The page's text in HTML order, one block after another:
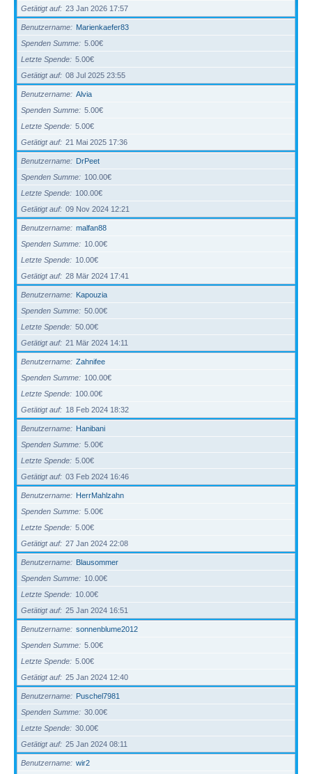
Getätigt auf
23 Jan 2026 17:57
Benutzername
Marienkaefer83
Spenden Summe
5.00€
Letzte Spende
5.00€
Getätigt auf
08 Jul 2025 23:55
Benutzername
Alvia
Spenden Summe
5.00€
Letzte Spende
5.00€
Getätigt auf
21 Mai 2025 17:36
Benutzername
DrPeet
Spenden Summe
100.00€
Letzte Spende
100.00€
Getätigt auf
09 Nov 2024 12:21
Benutzername
malfan88
Spenden Summe
10.00€
Letzte Spende
10.00€
Getätigt auf
28 Mär 2024 17:41
Benutzername
Kapouzia
Spenden Summe
50.00€
Letzte Spende
50.00€
Getätigt auf
21 Mär 2024 14:11
Benutzername
Zahnifee
Spenden Summe
100.00€
Letzte Spende
100.00€
Getätigt auf
18 Feb 2024 18:32
Benutzername
Hanibani
Spenden Summe
5.00€
Letzte Spende
5.00€
Getätigt auf
03 Feb 2024 16:46
Benutzername
HerrMahlzahn
Spenden Summe
5.00€
Letzte Spende
5.00€
Getätigt auf
27 Jan 2024 22:08
Benutzername
Blausommer
Spenden Summe
10.00€
Letzte Spende
10.00€
Getätigt auf
25 Jan 2024 16:51
Benutzername
sonnenblume2012
Spenden Summe
5.00€
Letzte Spende
5.00€
Getätigt auf
25 Jan 2024 12:40
Benutzername
Puschel7981
Spenden Summe
30.00€
Letzte Spende
30.00€
Getätigt auf
25 Jan 2024 08:11
Benutzername
wir2